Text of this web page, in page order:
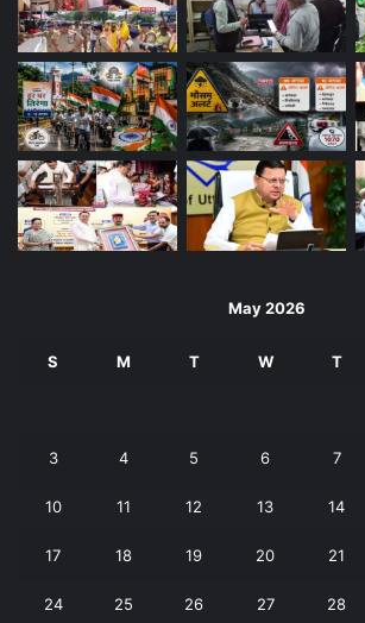
May 2026
S M T W T
3 4 5 6 7
10 11 12 13 14
17 18 19 20 21
24 25 26 27 28